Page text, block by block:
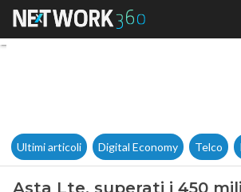
Asta Lte,
Ultimi articoli Digital Economy Telco
Asta Lte, superati i 450